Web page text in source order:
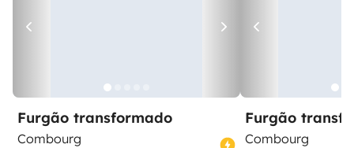
Furgão transformado
Combourg
Furgão
Combourg